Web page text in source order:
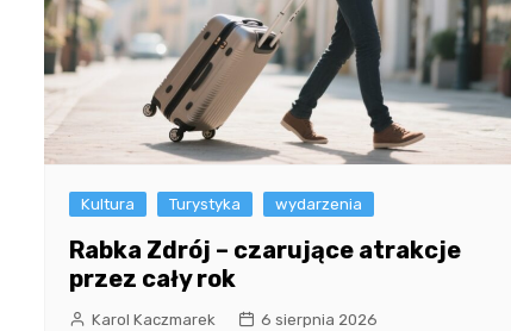
Kultura Turystyka wydarzenia
Rabka Zdrój – czarujące atrakcje
przez cały rok
Karol Kaczmarek 6 sierpnia 2026